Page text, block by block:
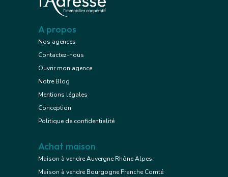
A propos
Nos agences
Contactez-nous
Ouvrir mon agence
Notre Blog
Mentions légales
Conception
Politique de confidentialité
Achat maison
Maison à vendre Auvergne Rhône Alpes
Maison à vendre Bourgogne Franche Comté